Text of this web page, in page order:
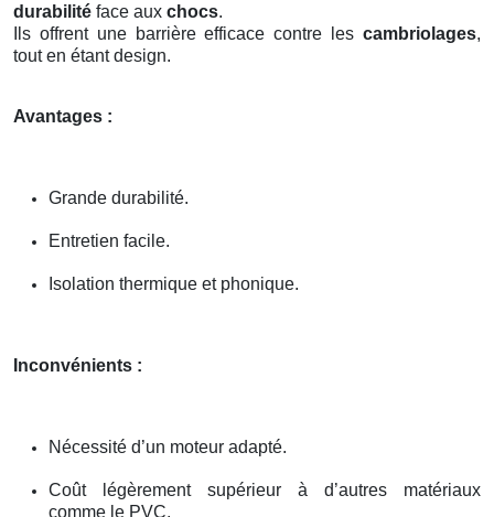
durabilité face aux chocs.
Ils offrent une barrière efficace contre les cambriolages,
tout en étant design.
Avantages :
Grande durabilité.
Entretien facile.
Isolation thermique et phonique.
Inconvénients :
Nécessité d’un moteur adapté.
Coût légèrement supérieur à d’autres matériaux
comme le PVC.